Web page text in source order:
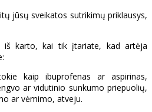
jūsų sveikatos sutrikimų priklausys,
iš karto, kai tik įtariate, kad artėja
kaip ibuprofenas ar aspirinas,
ar vidutinio sunkumo priepuolių,
ar vėmimo, atveju.